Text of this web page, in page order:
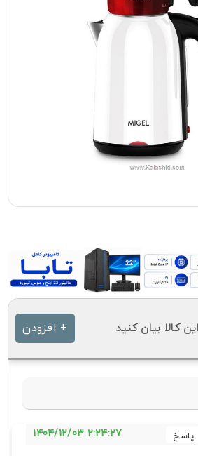
کالا بیان کنید + افزودن
2:24:27 1404/12/03